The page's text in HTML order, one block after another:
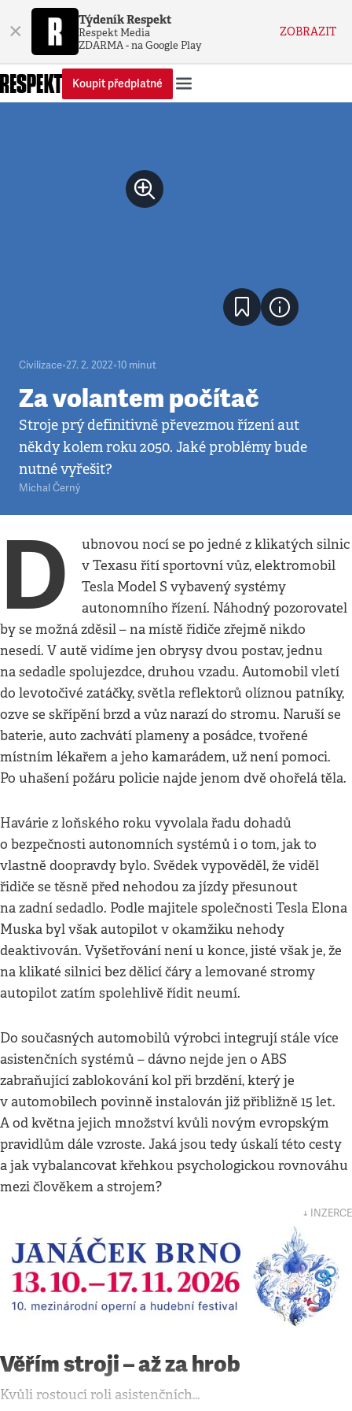
× Týdeník Respekt
Respekt Media
ZDARMA - na Google Play
ZOBRAZIT
Koupit předplatné
Civilizace•27. 2. 2022•10 minut
Za volantem počítač
Stroje prý definitivně převezmou řízení aut
někdy kolem roku 2050. Jaké problémy bude
nutné vyřešit?
Michal Černý
D
ubnovou nocí se po jedné z klikatých silnic
v Texasu řítí sportovní vůz, elektromobil
Tesla Model S vybavený systémy
autonomního řízení. Náhodný pozorovatel
by se možná zděsil – na místě řidiče zřejmě nikdo
nesedí. V autě vidíme jen obrysy dvou postav, jednu
na sedadle spolujezdce, druhou vzadu. Automobil vletí
do levotočivé zatáčky, světla reflektorů olíznou patníky,
ozve se skřípění brzd a vůz narazí do stromu. Naruší se
baterie, auto zachvátí plameny a posádce, tvořené
místním lékařem a jeho kamarádem, už není pomoci.
Po uhašení požáru policie najde jenom dvě ohořelá těla.
Havárie z loňského roku vyvolala řadu dohadů
o bezpečnosti autonomních systémů i o tom, jak to
vlastně doopravdy bylo. Svědek vypověděl, že viděl
řidiče se těsně před nehodou za jízdy přesunout
na zadní sedadlo. Podle majitele společnosti Tesla Elona
Muska byl však autopilot v okamžiku nehody
deaktivován. Vyšetřování není u konce, jisté však je, že
na klikaté silnici bez dělicí čáry a lemované stromy
autopilot zatím spolehlivě řídit neumí.
Do současných automobilů výrobci integrují stále více
asistenčních systémů – dávno nejde jen o ABS
zabraňující zablokování kol při brzdění, který je
v automobilech povinně instalován již přibližně 15 let.
A od května jejich množství kvůli novým evropským
pravidlům dále vzroste. Jaká jsou tedy úskalí této cesty
a jak vybalancovat křehkou psychologickou rovnováhu
mezi člověkem a strojem?
↓ INZERCE
Věřím stroji – až za hrob
Kvůli rostoucí roli asistenčních…